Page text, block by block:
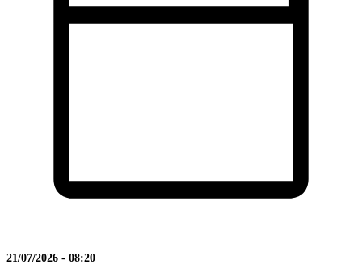
21/07/2026 - 08:20